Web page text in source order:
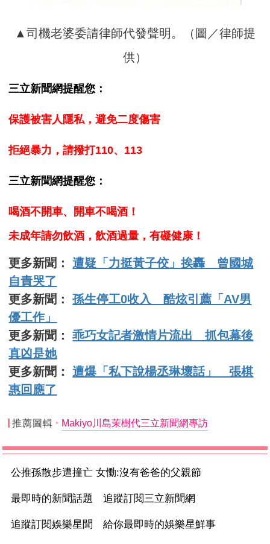
▲司機老婆委請律師代發聲明。（圖／律師提
供）
三立新聞網提醒您：
保護被害人隱私，避免二度傷害
拒絕暴力，請撥打110、113
三立新聞網提醒您：
喝酒不開車、開車不喝酒！
未成年請勿飲酒，飲酒過量，有礙健康！
更多新聞：遭疑「力挺黃子佼」挨轟 曾國城
自責哭了
更多新聞：孫生停工0收入 酷炫引薦「AV男
優工作」
更多新聞：乖巧女記者激情片流出 抓包幕後
真凶是她
更多新聞：遭爆「私下說楊丞琳壞話」 張棋
惠回應了
推薦圖輯 Makiyo川島茉樹代三立新聞網專訪
公推孫散步遭撞亡 女慟:沒有爸爸的父親節
最即時的新聞話題 追蹤訂閱三立新聞網
追蹤訂閱娛樂星聞 給你最即時的娛樂星鮮事